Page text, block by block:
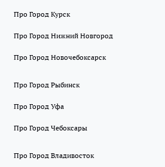
Про Город Курск
Про Город Нижний Новгород
Про Город Новочебоксарск
Про Город Рыбинск
Про Город Уфа
Про Город Чебоксары
Про Город Владивосток